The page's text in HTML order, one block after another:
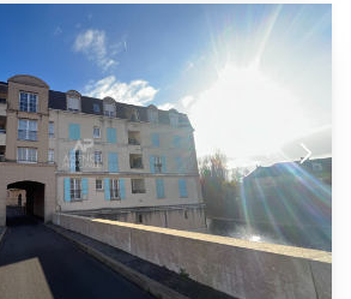
avec un grand balcon sans
aménagée et équipée, 2 chambres
Une cave et une place de parking en
ce bien. A ne pas manquer ! DPE